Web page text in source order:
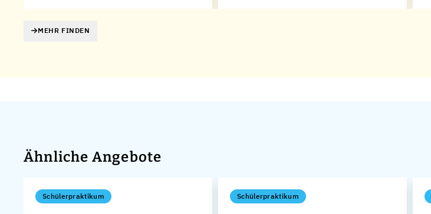
MEHR FINDEN
Ähnliche Angebote
Schülerpraktikum Schülerpraktikum